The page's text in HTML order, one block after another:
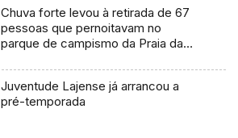
Chuva forte levou à retirada de 67
pessoas que pernoitavam no
parque de campismo da Praia da
Juventude Lajense já arrancou a
pré-temporada